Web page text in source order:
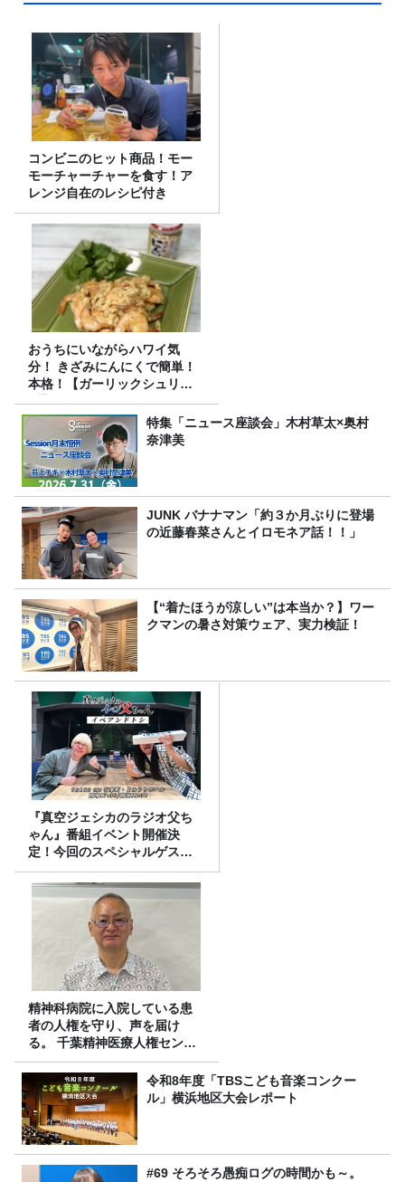
コンビニのヒット商品！モー
モーチャーチャーを食す！ア
レンジ自在のレシピ付き
おうちにいながらハワイ気
分！ きざみにんにくで簡単！
本格！【ガーリックシュリン
プ】 桃屋のかんたんレシピ
特集「ニュース座談会」木村草太×奥村
奈津美
JUNK バナナマン「約３か月ぶりに登場
の近藤春菜さんとイロモネア話！！」
【“着たほうが涼しい”は本当か？】ワー
クマンの暑さ対策ウェア、実力検証！
『真空ジェシカのラジオ父ち
ゃん』番組イベント開催決
定！今回のスペシャルゲスト
は、タカアンドトシ！
精神科病院に入院している患
者の人権を守り、声を届け
る。 千葉精神医療人権センタ
ーの取り組み
令和8年度「TBSこども音楽コンクー
ル」横浜地区大会レポート
#69 そろそろ愚痴ログの時間かも～。